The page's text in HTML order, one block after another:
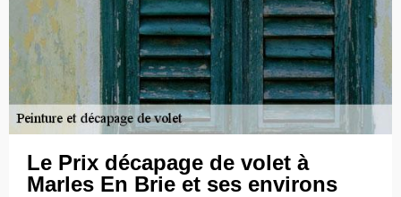
Le Prix décapage de volet à
Marles En Brie et ses environs